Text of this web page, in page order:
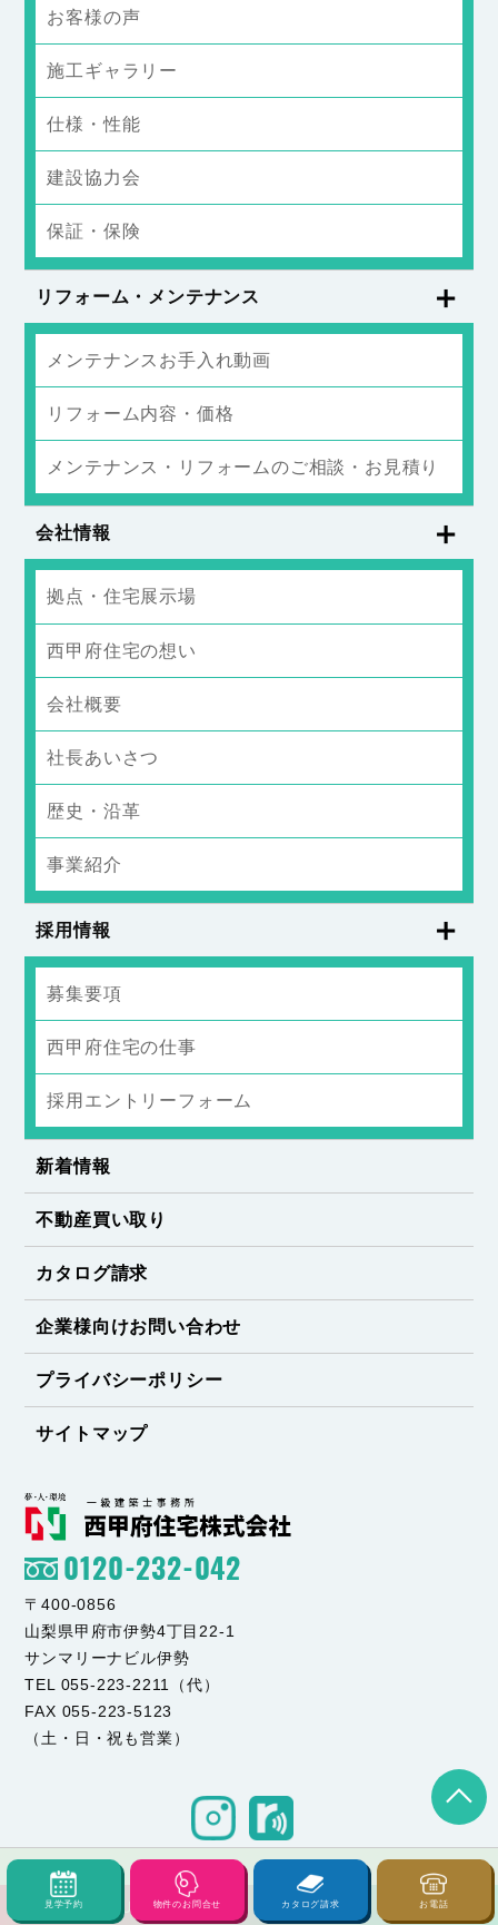
見学予約 物件のお問合せ カタログ請求 お電話
お客様の声
施工ギャラリー
仕様・性能
建設協力会
保証・保険
リフォーム・メンテナンス
メンテナンスお手入れ動画
リフォーム内容・価格
メンテナンス・リフォームのご相談・お見積り
会社情報
拠点・住宅展示場
西甲府住宅の想い
会社概要
社長あいさつ
歴史・沿革
事業紹介
採用情報
募集要項
西甲府住宅の仕事
採用エントリーフォーム
新着情報
不動産買い取り
カタログ請求
企業様向けお問い合わせ
プライバシーポリシー
サイトマップ
0120-232-042
〒400-0856
山梨県甲府市伊勢4丁目22-1
サンマリーナビル伊勢
TEL 055-223-2211（代）
FAX 055-223-5123
（土・日・祝も営業）
© NISHI KOFU JYUTAKU